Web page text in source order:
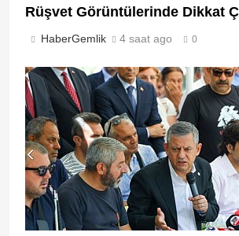
Rüşvet Görüntülerinde Dikkat
HaberGemlik 4 saat ago 0